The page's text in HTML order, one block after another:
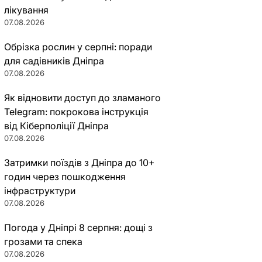
лікування
07.08.2026
Обрізка рослин у серпні: поради
для садівників Дніпра
07.08.2026
Як відновити доступ до зламаного
Telegram: покрокова інструкція
від Кіберполіції Дніпра
07.08.2026
Затримки поїздів з Дніпра до 10+
годин через пошкодження
інфраструктури
07.08.2026
Погода у Дніпрі 8 серпня: дощі з
грозами та спека
07.08.2026